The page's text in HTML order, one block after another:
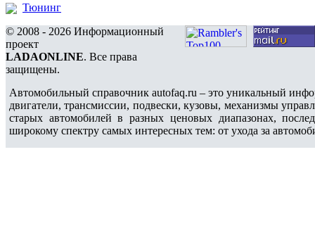
Тюнинг
© 2008 - 2026 Информационный
проект
LADAONLINE. Все права
защищены.
Автомобильный справочник autofaq.ru – это уникальный
двигатели, трансмиссии, подвески, кузовы, механизмы
старых автомобилей в разных ценовых диапазонах,
широкому спектру самых интересных тем: от ухода за